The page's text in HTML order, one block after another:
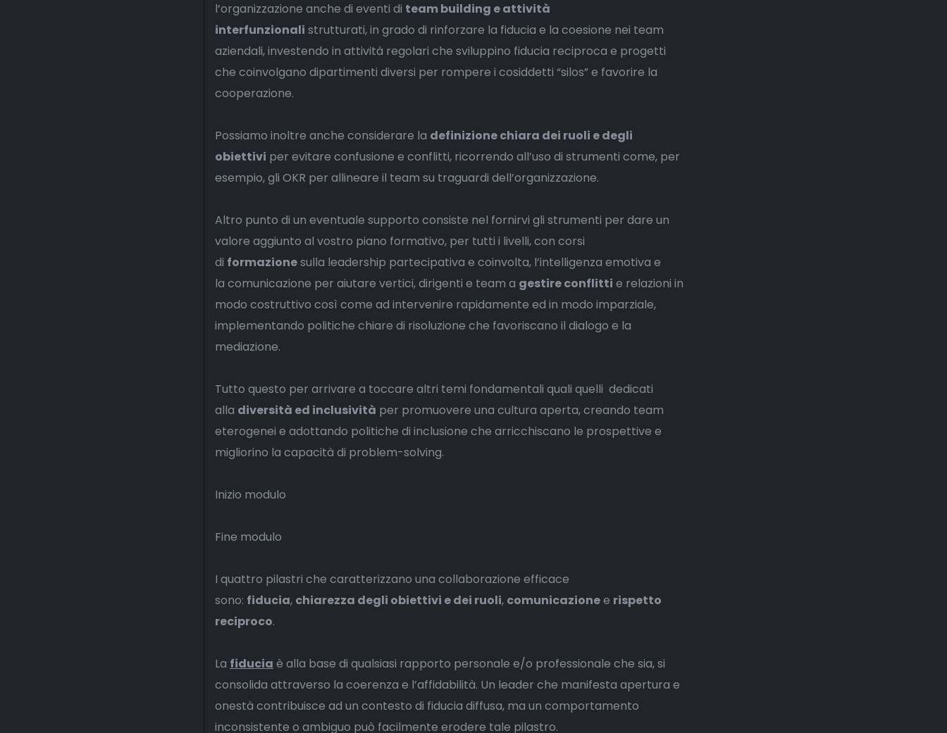
l’organizzazione anche di eventi di team building e attività
interfunzionali strutturati, in grado di rinforzare la fiducia e la coesione nei team
aziendali, investendo in attività regolari che sviluppino fiducia reciproca e progetti
che coinvolgano dipartimenti diversi per rompere i cosiddetti “silos” e favorire la
cooperazione.
Possiamo inoltre anche considerare la definizione chiara dei ruoli e degli
obiettivi per evitare confusione e conflitti, ricorrendo all’uso di strumenti come, per
esempio, gli OKR per allineare il team su traguardi dell’organizzazione.
Altro punto di un eventuale supporto consiste nel fornirvi gli strumenti per dare un
valore aggiunto al vostro piano formativo, per tutti i livelli, con corsi
di formazionesulla leadership partecipativa e coinvolta, l’intelligenza emotiva e
la comunicazione per aiutare vertici, dirigenti e team a gestire conflitti e relazioni in
modo costruttivo così come ad intervenire rapidamente ed in modo imparziale,
implementando politiche chiare di risoluzione che favoriscano il dialogo e la
mediazione.
Tutto questo per arrivare a toccare altri temi fondamentali quali quelli dedicati
alla diversità ed inclusività per promuovere una cultura aperta, creando team
eterogenei e adottando politiche di inclusione che arricchiscano le prospettive e
migliorino la capacità di problem-solving.
Inizio modulo
Fine modulo
I quattro pilastri che caratterizzano una collaborazione efficace
sono: fiducia, chiarezza degli obiettivi e dei ruoli, comunicazionee rispetto
reciproco.
La fiducia è alla base di qualsiasi rapporto personale e/o professionale che sia, si
consolida attraverso la coerenza e l’affidabilità. Un leader che manifesta apertura e
onestà contribuisce ad un contesto di fiducia diffusa, ma un comportamento
inconsistente o ambiguo può facilmente erodere tale pilastro.